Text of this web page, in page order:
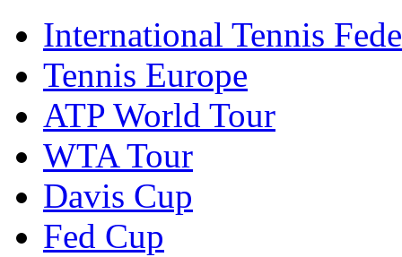
International Tennis
Tennis Europe
ATP World Tour
WTA Tour
Davis Cup
Fed Cup